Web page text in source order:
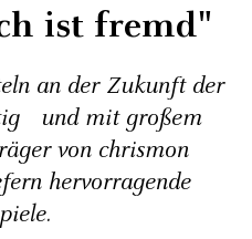
ist fremd"
an der Zukunft der
und mit großem
von chrismon
hervorragende